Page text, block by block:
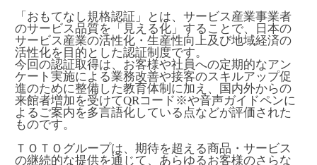
「おもてなし規格認証」とは、サービス産業事業者
のサービス品質を「見える化」することで、日本の
サービス産業の活性化・生産性向上及び地域経済の
活性化を目的とした認証制度です。
今回の認証取得は、お客様や社員への定期的なアン
ケート実施による業務改善や接客のスキルアップ促
進のために整備した教育体制に加え、国内外からの
来館者増加を受けてQRコード ※や音声ガイドペンに
よるご案内を多言語化している点などが評価された
ものです。
ＴＯＴＯグループは、期待を超える商品・サービス
の継続的な提供を通じて、あらゆるお客様のさらな